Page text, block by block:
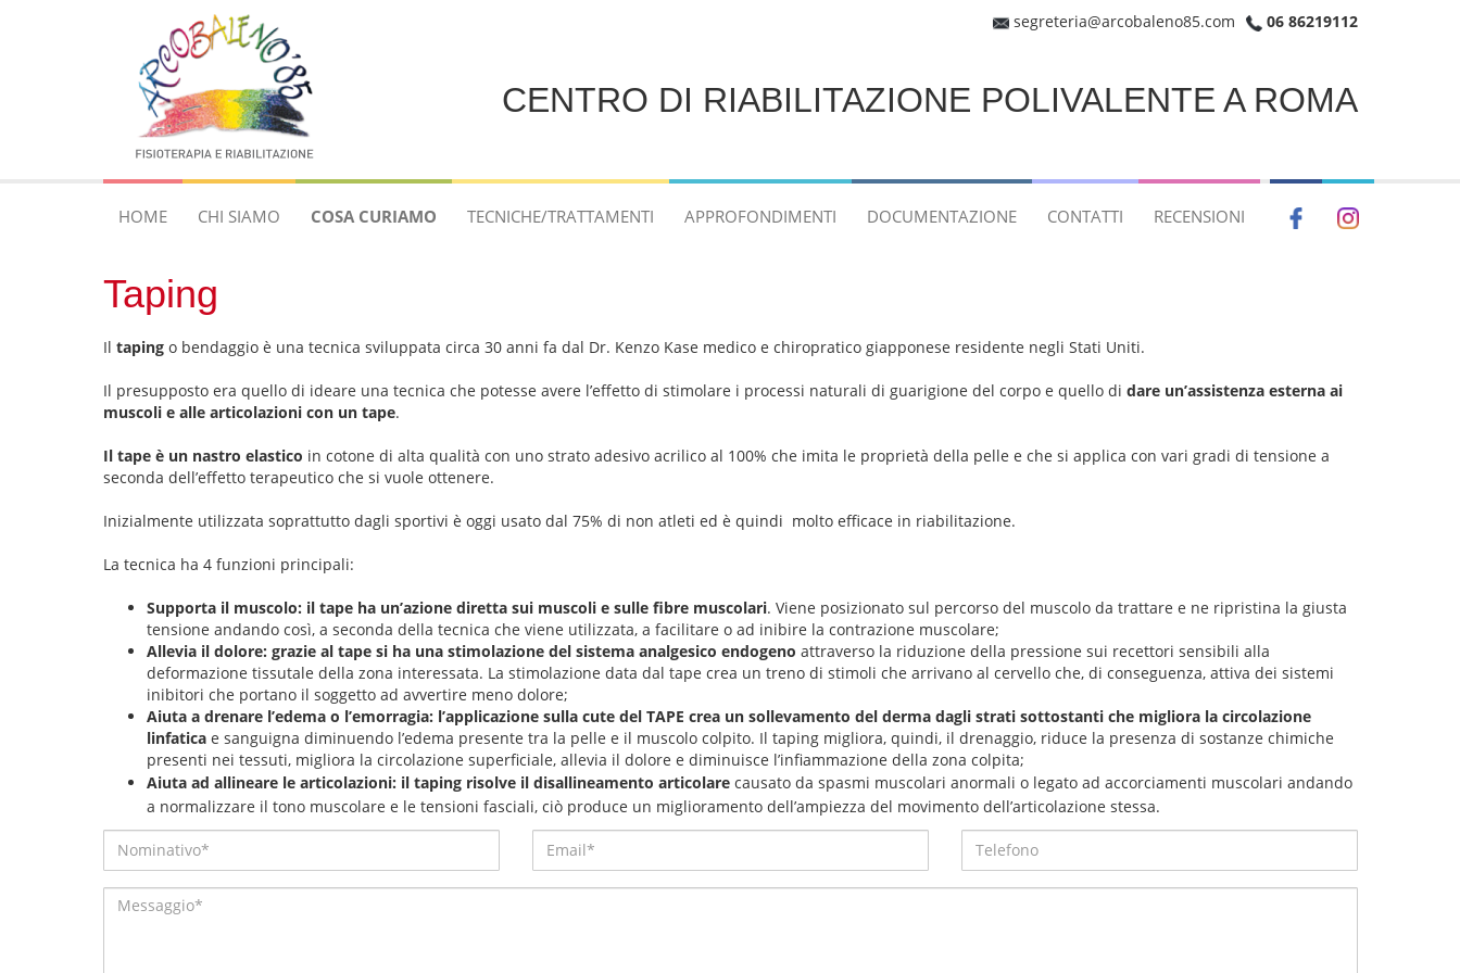
segreteria@arcobaleno85.com 06 86219112
CENTRO DI RIABILITAZIONE POLIVALENTE A ROMA
HOME CHI SIAMO COSA CURIAMO TECNICHE/TRATTAMENTI APPROFONDIMENTI DOCUMENTAZIONE CONTATTI RECENSIONI
Taping
Il tapingo bendaggio è una tecnica sviluppata circa 30 anni fa dal Dr. Kenzo Kase medico e chiropratico giapponese residente negli Stati Uniti.
Il presupposto era quello di ideare una tecnica che potesse avere l’effetto di stimolare i processi naturali di guarigione del corpo e quello di dare un’assistenza esterna ai
muscoli e alle articolazioni con un tape.
Il tape è un nastro elastico in cotone di alta qualità con uno strato adesivo acrilico al 100% che imita le proprietà della pelle e che si applica con vari gradi di tensione a
seconda dell’effetto terapeutico che si vuole ottenere.
Inizialmente utilizzata soprattutto dagli sportivi è oggi usato dal 75% di non atleti ed è quindi molto efficace in riabilitazione.
La tecnica ha 4 funzioni principali:
Supporta il muscolo: il tape ha un’azione diretta sui muscoli e sulle fibre muscolari. Viene posizionato sul percorso del muscolo da trattare e ne ripristina la giusta
tensione andando così, a seconda della tecnica che viene utilizzata, a facilitare o ad inibire la contrazione muscolare;
Allevia il dolore: grazie al tape si ha una stimolazione del sistema analgesico endogeno attraverso la riduzione della pressione sui recettori sensibili alla
deformazione tissutale della zona interessata. La stimolazione data dal tape crea un treno di stimoli che arrivano al cervello che, di conseguenza, attiva dei sistemi
inibitori che portano il soggetto ad avvertire meno dolore;
Aiuta a drenare l’edema o l’emorragia: l’applicazione sulla cute del TAPE crea un sollevamento del derma dagli strati sottostanti che migliora la circolazione
linfaticae sanguigna diminuendo l’edema presente tra la pelle e il muscolo colpito. Il taping migliora, quindi, il drenaggio, riduce la presenza di sostanze chimiche
presenti nei tessuti, migliora la circolazione superficiale, allevia il dolore e diminuisce l’infiammazione della zona colpita;
Aiuta ad allineare le articolazioni: il taping risolve il disallineamento articolarecausato da spasmi muscolari anormali o legato ad accorciamenti muscolari andando
a normalizzare il tono muscolare e le tensioni fasciali, ciò produce un miglioramento dell’ampiezza del movimento dell’articolazione stessa.